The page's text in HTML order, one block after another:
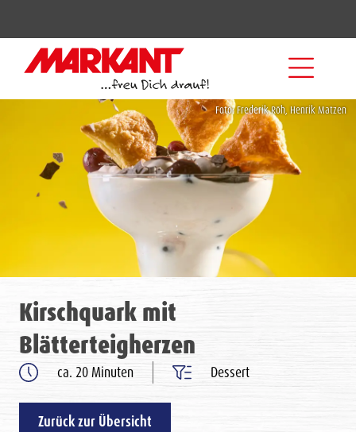
Foto: Frederik Röh, Henrik Matzen
Kirschquark mit
Blätterteigherzen
ca. 20 Minuten Dessert
Zurück zur Übersicht